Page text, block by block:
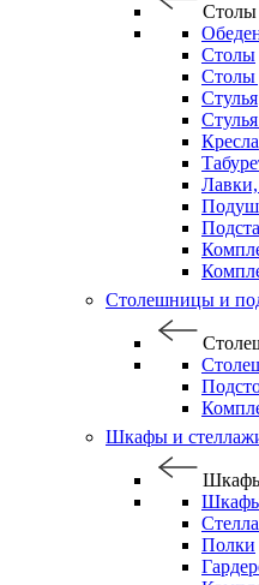
Столы
Столы
Столы
Стулья
Кресла
Столешницы и
Шкафы и
Полки